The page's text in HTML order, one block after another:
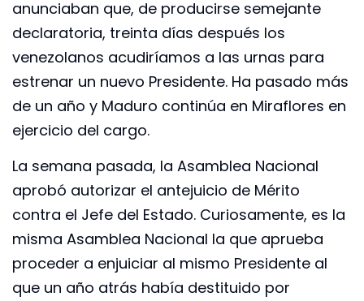
anunciaban que, de producirse semejante
declaratoria, treinta días después los
venezolanos acudiríamos a las urnas para
estrenar un nuevo Presidente. Ha pasado más
de un año y Maduro continúa en Miraflores en
ejercicio del cargo.
La semana pasada, la Asamblea Nacional
aprobó autorizar el antejuicio de Mérito
contra el Jefe del Estado. Curiosamente, es la
misma Asamblea Nacional la que aprueba
proceder a enjuiciar al mismo Presidente al
que un año atrás había destituido por